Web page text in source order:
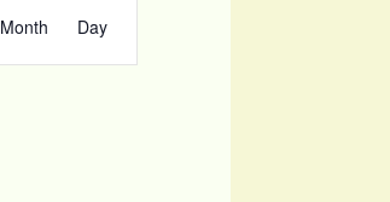
Views
Month Day